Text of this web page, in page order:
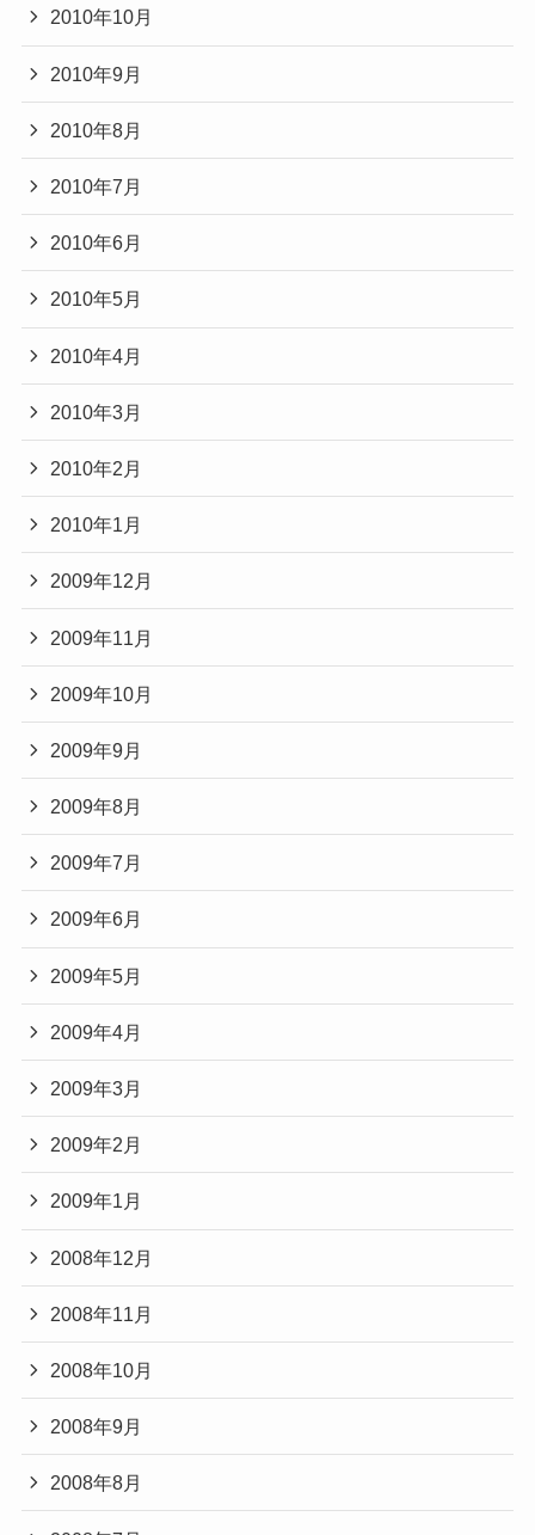
2010年10月
2010年9月
2010年8月
2010年7月
2010年6月
2010年5月
2010年4月
2010年3月
2010年2月
2010年1月
2009年12月
2009年11月
2009年10月
2009年9月
2009年8月
2009年7月
2009年6月
2009年5月
2009年4月
2009年3月
2009年2月
2009年1月
2008年12月
2008年11月
2008年10月
2008年9月
2008年8月